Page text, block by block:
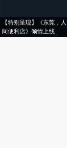
【特别呈现】《东莞，人
间便利店》倾情上线